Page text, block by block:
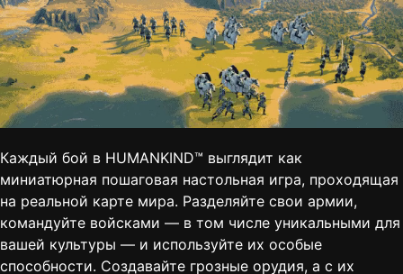
Каждый бой в HUMANKIND™ выглядит как
миниатюрная пошаговая настольная игра, проходящая
на реальной карте мира. Разделяйте свои армии,
командуйте войсками — в том числе уникальными для
вашей культуры — и используйте их особые
способности. Создавайте грозные орудия, а с их